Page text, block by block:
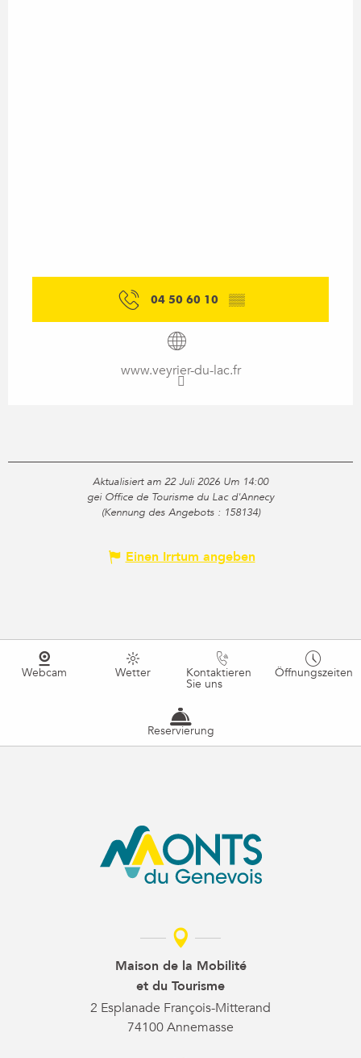
04 50 60 10 ▒▒
www.veyrier-du-lac.fr
Aktualisiert am 22 Juli 2026 Um 14:00
gei Office de Tourisme du Lac d'Annecy
(Kennung des Angebots : 158134)
Einen Irrtum angeben
Webcam Wetter Kontaktieren
Sie uns
Öffnungszeiten
Reservierung
Maison de la Mobilité
et du Tourisme
2 Esplanade François-Mitterand
74100 Annemasse